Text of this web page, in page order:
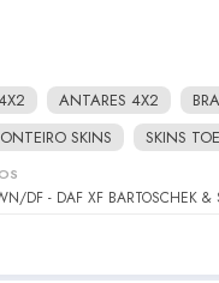
ANTARES 4X2
SKINS
SKINS
DF - DAF XF BARTOSCHEK &